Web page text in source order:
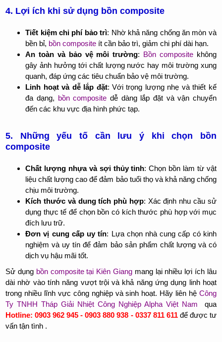
4. Lợi ích khi sử dụng bồn composite
Tiết kiệm chi phí bảo trì: Nhờ khả năng chống ăn mòn và
bền bỉ, bồn composite ít cần bảo trì, giảm chi phí dài hạn.
An toàn và bảo vệ môi trường: Bồn compositekhông
gây ảnh hưởng tới chất lượng nước hay môi trường xung
quanh, đáp ứng các tiêu chuẩn bảo vệ môi trường.
Linh hoạt và dễ lắp đặt: Với trọng lượng nhẹ và thiết kế
đa dạng, bồn composite dễ dàng lắp đặt và vận chuyển
đến các khu vực địa hình phức tạp.
5. Những yếu tố cần lưu ý khi chọn bồn
composite
Chất lượng nhựa và sợi thủy tinh: Chọn bồn làm từ vật
liệu chất lượng cao để đảm bảo tuổi thọ và khả năng chống
chịu môi trường.
Kích thước và dung tích phù hợp: Xác định nhu cầu sử
dụng thực tế để chọn bồn có kích thước phù hợp với mục
đích lưu trữ.
Đơn vị cung cấp uy tín: Lựa chọn nhà cung cấp có kinh
nghiệm và uy tín để đảm bảo sản phẩm chất lượng và có
dịch vụ hậu mãi tốt.
Sử dụng bồn composite tại Kiên Giang mang lại nhiều lợi ích lâu
dài nhờ vào tính năng vượt trội và khả năng ứng dụng linh hoạt
trong nhiều lĩnh vực công nghiệp và sinh hoạt. Hãy liên hệ Công
Ty TNHH Tháp Giải Nhiệt Công Nghiệp Alpha Việt Nam qua
Hotline: 0903 962 945 - 0903 880 938 - 0337 811 611để được tư
vấn tận tình .